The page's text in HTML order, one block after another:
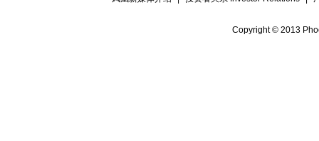
Copyright © 2013